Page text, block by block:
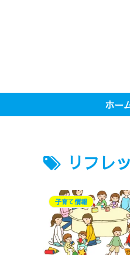
ホー
リフレ
子育て情報